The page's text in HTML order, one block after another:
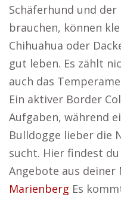
Schäferhund und
brauchen, können
Chihuahua oder
gut leben. Es zählt
auch das
Ein aktiver Border
Aufgaben, während
Bulldogge lieber die
sucht. Hier findest
Angebote aus deiner
Marienberg Es